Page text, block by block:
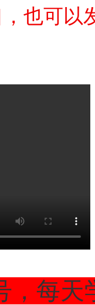
也可以
，每天